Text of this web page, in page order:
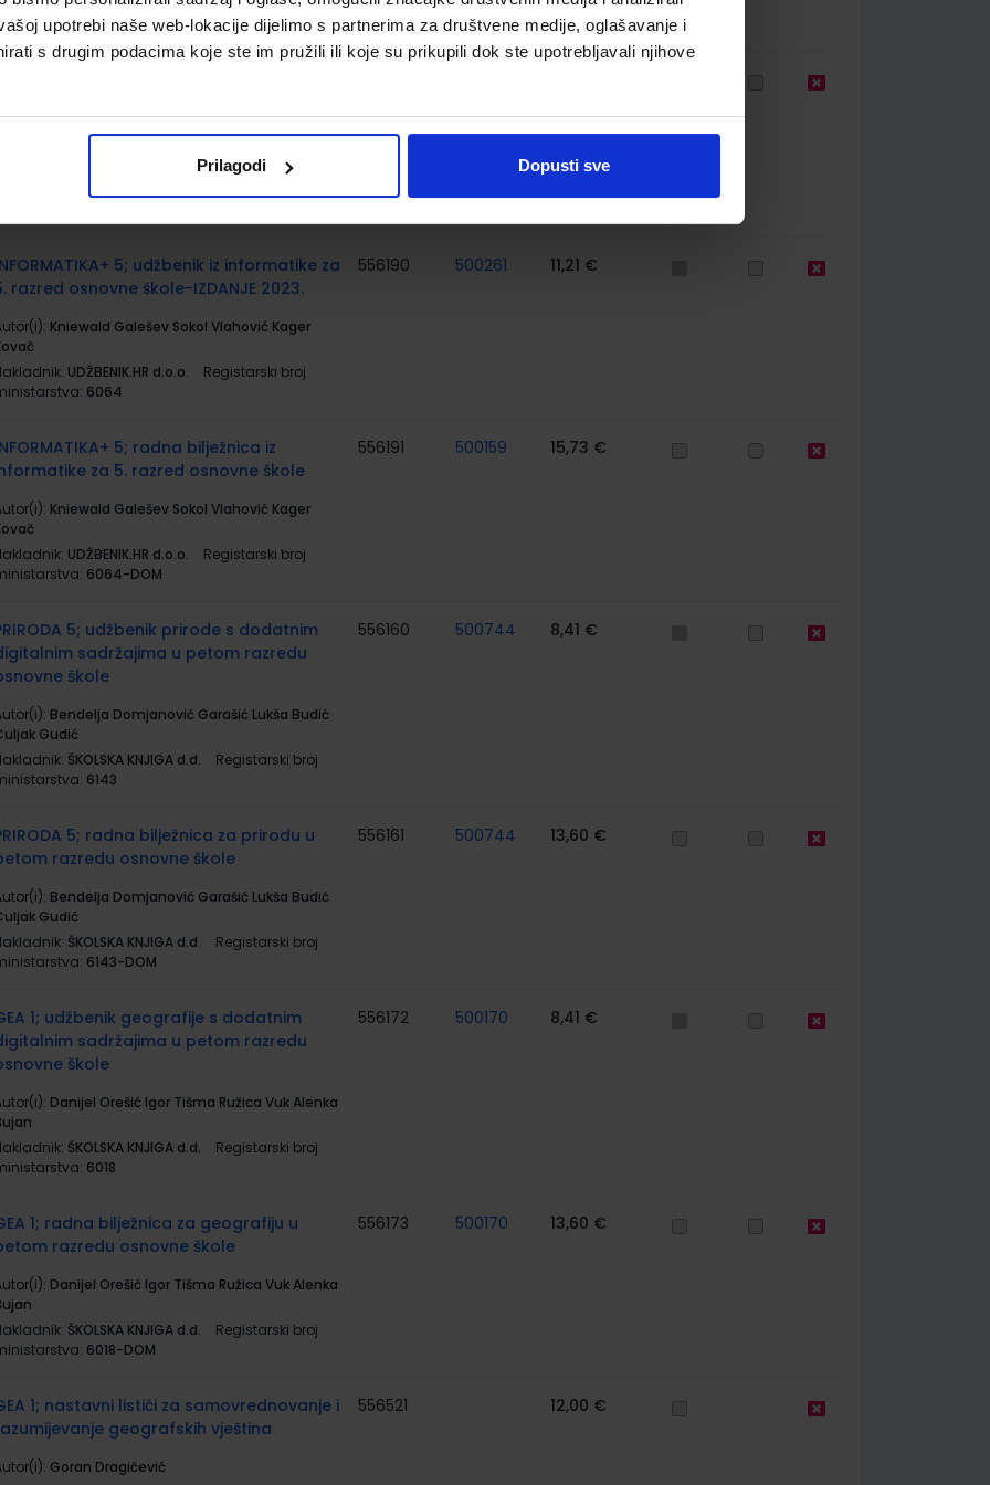
upotrebi naše web-lokacije dijelimo s partnerima za društvene medije, oglašavanje i
s drugim podacima koje ste im pružili ili koje su prikupili dok ste upotrebljavali njihove
Prilagodi Dopusti sve
PROFIL KLETT d.o.o.
Registarski broj
6132-DOM
Antunović Piton Kuliš Matić Zvelf
5; udžbenik iz informatike za
razred osnovne škole-IZDANJE 2023.
Kniewald Galešev Sokol Vlahović Kager
UDŽBENIK.HR d.o.o.
Registarski broj
6064
556190 500261 11,21 €
5; radna bilježnica iz
za 5. razred osnovne škole
Kniewald Galešev Sokol Vlahović Kager
UDŽBENIK.HR d.o.o.
Registarski broj
6064-DOM
556191 500159 15,73 €
5; udžbenik prirode s dodatnim
sadržajima u petom razredu
škole
Bendelja Domjanović Garašić Lukša Budić
Gudić
ŠKOLSKA KNJIGA d.d.
Registarski broj
6143
556160 500744 8,41 €
5; radna bilježnica za prirodu u
razredu osnovne škole
Bendelja Domjanović Garašić Lukša Budić
Gudić
ŠKOLSKA KNJIGA d.d.
Registarski broj
6143-DOM
556161 500744 13,60 €
1; udžbenik geografije s dodatnim
sadržajima u petom razredu
škole
Danijel Orešić Igor Tišma Ružica Vuk Alenka
ŠKOLSKA KNJIGA d.d.
Registarski broj
6018
556172 500170 8,41 €
1; radna bilježnica za geografiju u
razredu osnovne škole
Danijel Orešić Igor Tišma Ružica Vuk Alenka
ŠKOLSKA KNJIGA d.d.
Registarski broj
6018-DOM
556173 500170 13,60 €
1; nastavni listići za samovrednovanje i
geografskih vještina
Goran Dragičević
556521 12,00 €